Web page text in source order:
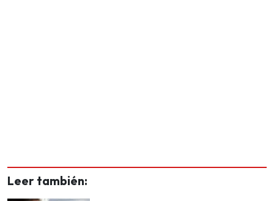
Leer también: